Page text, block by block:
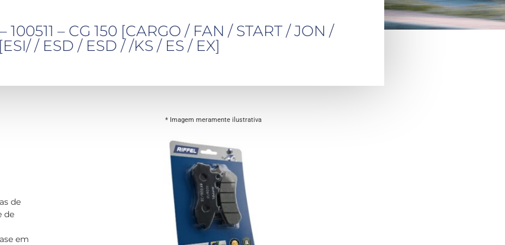
– CG 150 [CARGO / FAN / START / JON /
/ ESD / ESD / /KS / ES / EX]
de
de
em
* Imagem meramente ilustrativa